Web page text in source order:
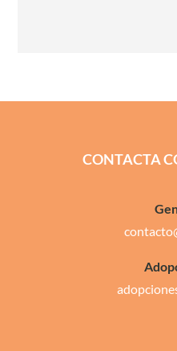
CONTACTA